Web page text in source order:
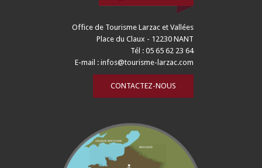
Office de Tourisme Larzac et Vallées
Place du Claux - 12230 NANT
Tél : 05 65 62 23 64
E-mail :infos@tourisme-larzac.com
CONTACTEZ-NOUS